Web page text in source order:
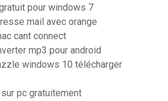
pour windows 7
mail avec orange
cant connect
mp3 pour android
windows 10 télécharger
pc gratuitement